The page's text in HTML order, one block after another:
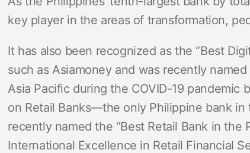
key player in the areas of transformation,
It has also been recognized as the “Best
such as Asiamoney and was recently
Asia Pacific during the COVID-19 pandemic
on Retail Banks—the only Philippine bank
recently named the “Best Retail Bank in the
International Excellence in Retail Financial